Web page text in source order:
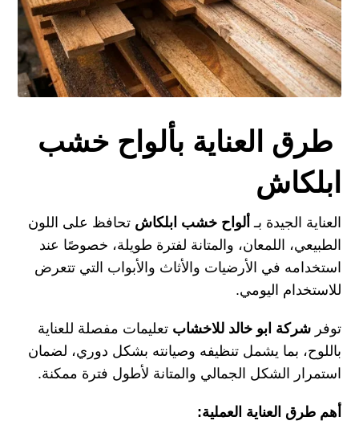
طرق العناية بألواح خشب
ابلكاش
العناية الجيدة بـ ألواح خشب ابلكاش تحافظ على اللون
الطبيعي، اللمعان، والمتانة لفترة طويلة، خصوصًا عند
استخدامه في الأرضيات والأثاث والأبواب التي تتعرض
للاستخدام اليومي.
توفرشركة ابو خالد للاخشاب تعليمات مفصلة للعناية
باللوح، بما يشمل تنظيفه وصيانته بشكل دوري، لضمان
استمرار الشكل الجمالي والمتانة لأطول فترة ممكنة.
أهم طرق العناية العملية: